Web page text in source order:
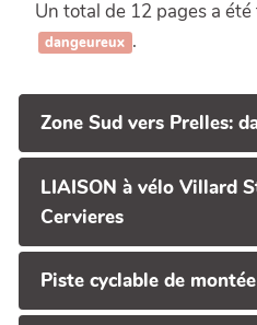
Un total de 12 pages a
dangeureux .
Zone Sud vers Prelles:
LIAISON à vélo Villard
Cervieres
Piste cyclable de